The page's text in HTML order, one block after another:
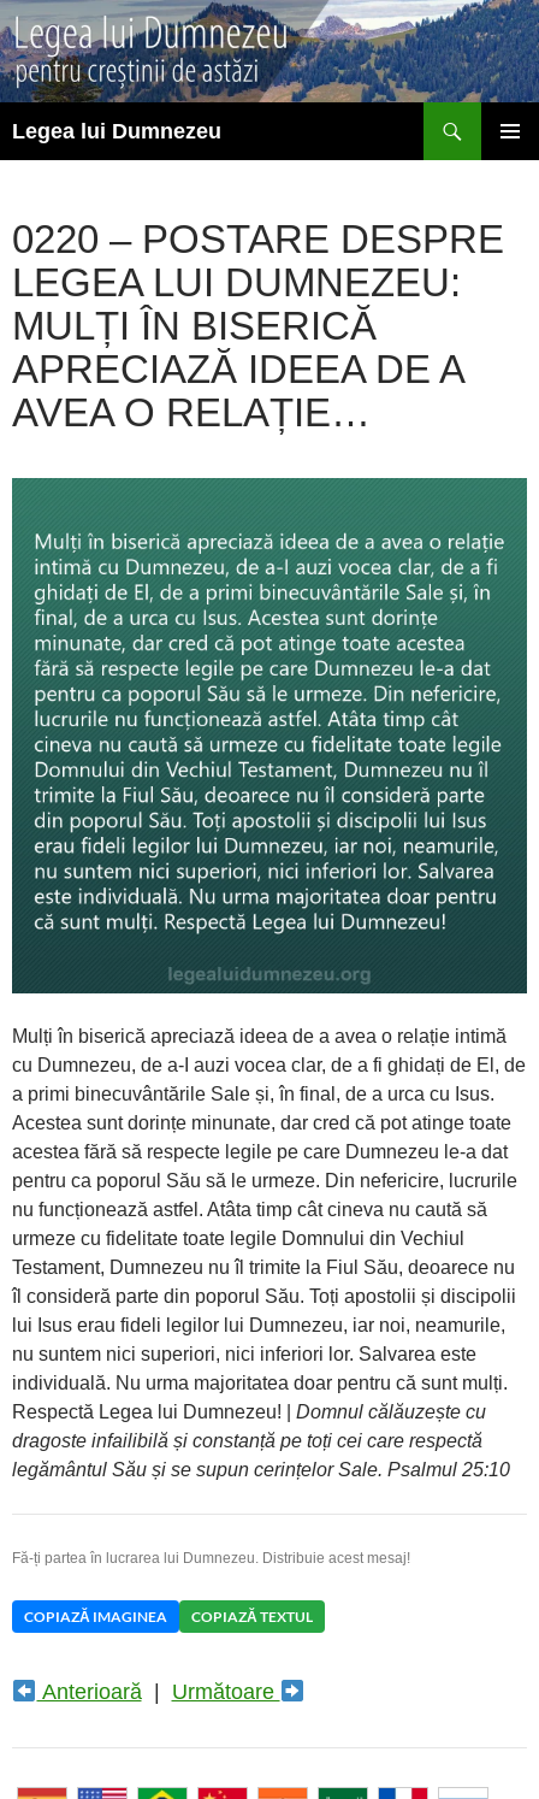
Sari
la
conținut
Legea lui Dumnezeu
0220 – POSTARE DESPRE
LEGEA LUI DUMNEZEU:
MULȚI ÎN BISERICĂ
APRECIAZĂ IDEEA DE A
AVEA O RELAȚIE…
Mulți în biserică apreciază ideea de a avea o relație intimă
cu Dumnezeu, de a-I auzi vocea clar, de a fi ghidați de El, de
a primi binecuvântările Sale și, în final, de a urca cu Isus.
Acestea sunt dorințe minunate, dar cred că pot atinge toate
acestea fără să respecte legile pe care Dumnezeu le-a dat
pentru ca poporul Său să le urmeze. Din nefericire, lucrurile
nu funcționează astfel. Atâta timp cât cineva nu caută să
urmeze cu fidelitate toate legile Domnului din Vechiul
Testament, Dumnezeu nu îl trimite la Fiul Său, deoarece nu
îl consideră parte din poporul Său. Toți apostolii și discipolii
lui Isus erau fideli legilor lui Dumnezeu, iar noi, neamurile,
nu suntem nici superiori, nici inferiori lor. Salvarea este
individuală. Nu urma majoritatea doar pentru că sunt mulți.
Respectă Legea lui Dumnezeu! | Domnul călăuzește cu
dragoste infailibilă și constanță pe toți cei care respectă
legământul Său și se supun cerințelor Sale. Psalmul 25:10
Fă-ți partea în lucrarea lui Dumnezeu. Distribuie acest mesaj!
COPIAZĂ IMAGINEA COPIAZĂ TEXTUL
Anterioară| Următoare